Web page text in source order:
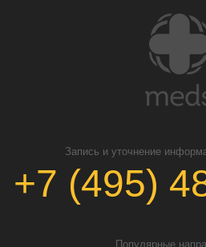
Запись и уточнение
+7 (495)
Популярные